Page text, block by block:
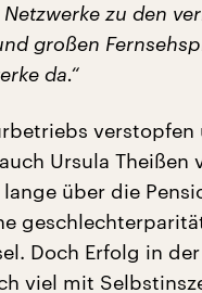
zu den
großen
da.“
verstopfen
Ursula Theißen
über die
Doch Erfolg in
viel mit